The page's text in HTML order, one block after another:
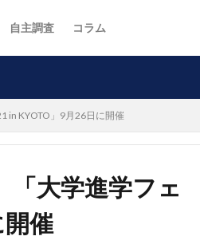
自主調査 コラム
in KYOTO」9月26日に開催
大学進学フェ
催